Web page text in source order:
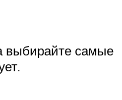
выбирайте самые